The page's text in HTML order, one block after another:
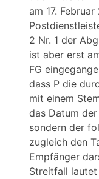
am 17.
2 Nr. 1 der
ist aber erst
FG
dass P die
mit einem
das Datum
sondern der
zugleich den
Empfänger
Streitfall